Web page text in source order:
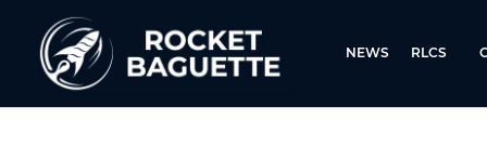
NEWS RLCS